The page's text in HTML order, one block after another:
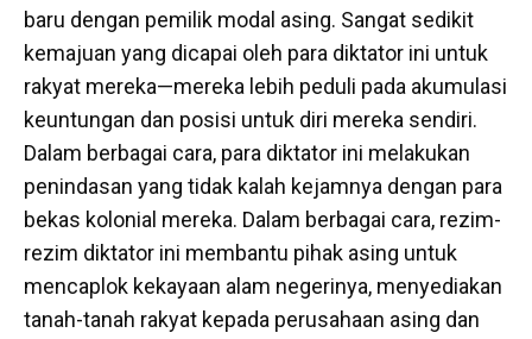
baru dengan pemilik modal asing. Sangat sedikit
kemajuan yang dicapai oleh para diktator ini untuk
rakyat mereka—mereka lebih peduli pada akumulasi
keuntungan dan posisi untuk diri mereka sendiri.
Dalam berbagai cara, para diktator ini melakukan
penindasan yang tidak kalah kejamnya dengan para
bekas kolonial mereka. Dalam berbagai cara, rezim-
rezim diktator ini membantu pihak asing untuk
mencaplok kekayaan alam negerinya, menyediakan
tanah-tanah rakyat kepada perusahaan asing dan